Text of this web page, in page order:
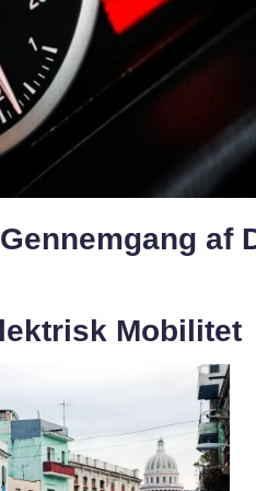
af
Mobilitet